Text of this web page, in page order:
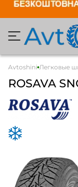
Avtoshini Легковые
ROSAVA